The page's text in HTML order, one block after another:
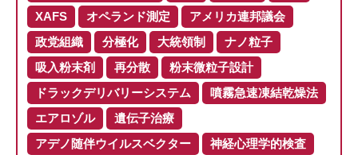
XAFS
オペランド測定
アメリカ連邦議会
政党組織
分極化 大統領制
ナノ粒子
吸入粉末剤
再分散
粉末微粒子設計
ドラックデリバリーシステム
噴霧急速凍結乾燥法
エアロゾル
遺伝子治療
アデノ随伴ウイルスベクター
神経心理学的検査